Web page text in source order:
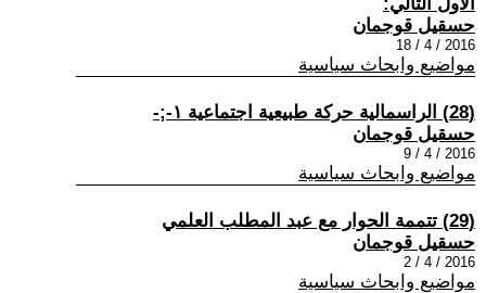
حسقيل قوجمان
2016 / 4 / 18
مواضيع وابحاث سياسية
(28) الراسمالية حركة طبيعية اجتماعية ١-;-
حسقيل قوجمان
2016 / 4 / 9
مواضيع وابحاث سياسية
(29) تتممة الحوار مع عبد المطلب العلمي
حسقيل قوجمان
2016 / 4 / 2
مواضيع وابحاث سياسية